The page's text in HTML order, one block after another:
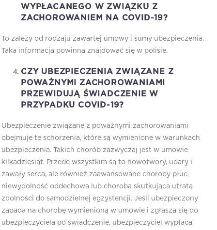
WYPŁACANEGO W ZWIĄZKU Z
ZACHOROWANIEM NA COVID-19?
To zależy od rodzaju zawartej umowy i sumy ubezpieczenia.
Taka informacja powinna znajdować się w polisie.
CZY UBEZPIECZENIA ZWIĄZANE Z
POWAŻNYMI ZACHOROWANIAMI
PRZEWIDUJĄ ŚWIADCZENIE W
PRZYPADKU COVID-19?
Ubezpieczenie związane z poważnymi zachorowaniami
obejmuje te schorzenia, które są wymienione w warunkach
ubezpieczenia. Takich chorób zazwyczaj jest w umowie
kilkadziesiąt. Przede wszystkim są to nowotwory, udary i
zawały serca, ale również zaawansowane choroby płuc,
niewydolność oddechowa lub choroba skutkująca utratą
zdolności do samodzielnej egzystencji. Jeśli ubezpieczony
zapada na chorobę wymienioną w umowie i zgłasza się do
ubezpieczyciela po świadczenie, ubezpieczyciel wypłaca